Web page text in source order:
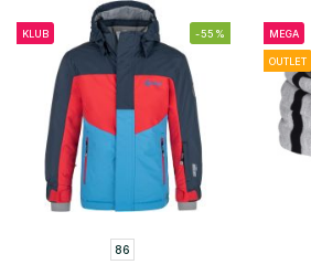
KLUB -55%
86
MEGA
OUTLET